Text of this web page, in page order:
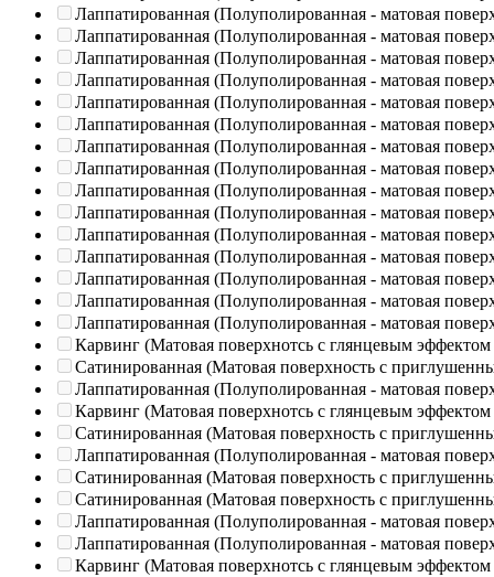
Лаппатированная (Полуполированная - матовая
Лаппатированная (Полуполированная - матовая
Лаппатированная (Полуполированная - матовая
Лаппатированная (Полуполированная - матовая
Лаппатированная (Полуполированная - матовая
Лаппатированная (Полуполированная - матовая
Лаппатированная (Полуполированная - матовая
Лаппатированная (Полуполированная - матовая
Лаппатированная (Полуполированная - матовая
Лаппатированная (Полуполированная - матовая
Лаппатированная (Полуполированная - матовая
Лаппатированная (Полуполированная - матовая
Лаппатированная (Полуполированная - матовая
Лаппатированная (Полуполированная - матовая
Лаппатированная (Полуполированная - матовая
Карвинг (Матовая поверхнотсь с глянцевым эффектом
Сатинированная (Матовая поверхность с
Лаппатированная (Полуполированная - матовая
Карвинг (Матовая поверхнотсь с глянцевым эффектом
Сатинированная (Матовая поверхность с
Лаппатированная (Полуполированная - матовая
Сатинированная (Матовая поверхность с
Сатинированная (Матовая поверхность с
Лаппатированная (Полуполированная - матовая
Лаппатированная (Полуполированная - матовая
Карвинг (Матовая поверхнотсь с глянцевым эффектом